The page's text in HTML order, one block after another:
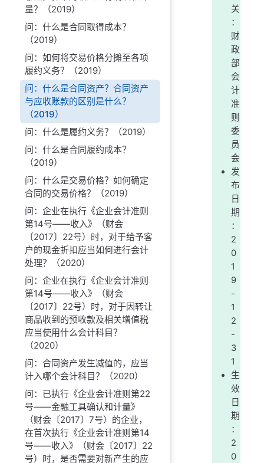
量？（2019）
问：什么是合同取得成本？
（2019）
问：如何将交易价格分摊至各项
履约义务？（2019）
问：什么是合同资产？合同资产
与应收账款的区别是什么？
（2019）
问：什么是履约义务？（2019）
问：什么是合同履约成本？
（2019）
问：什么是交易价格？如何确定
合同的交易价格？（2019）
问：企业在执行《企业会计准则
第14号——收入》（财会
〔2017〕22号）时，对于给予客
户的现金折扣应当如何进行会计
处理？（2020）
问：企业在执行《企业会计准则
第14号——收入》（财会
〔2017〕22号）时，对于因转让
商品收到的预收款及相关增值税
应当使用什么会计科目？
（2020）
问：合同资产发生减值的，应当
计入哪个会计科目？（2020）
问：已执行《企业会计准则第22
号——金融工具确认和计量》
（财会〔2017〕7号）的企业，
在首次执行《企业会计准则第14
号——收入》（财会〔2017〕22
号）时，是否需要对新产生的应
关
：
财
政
部
会
计
准
则
委
员
会
发
布
日
期
：
2
0
1
9
-
1
2
-
3
1
生
效
日
期
：
2
0